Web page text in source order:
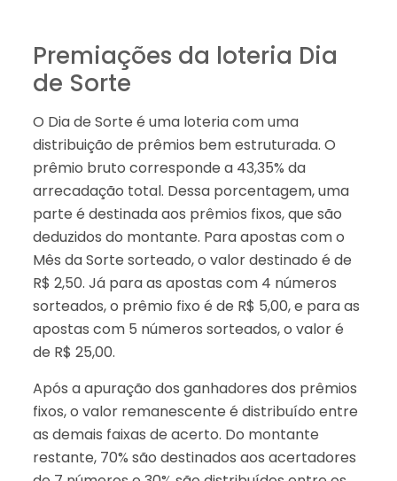
Premiações da loteria Dia
de Sorte
O Dia de Sorte é uma loteria com uma
distribuição de prêmios bem estruturada. O
prêmio bruto corresponde a 43,35% da
arrecadação total. Dessa porcentagem, uma
parte é destinada aos prêmios fixos, que são
deduzidos do montante. Para apostas com o
Mês da Sorte sorteado, o valor destinado é de
R$ 2,50. Já para as apostas com 4 números
sorteados, o prêmio fixo é de R$ 5,00, e para as
apostas com 5 números sorteados, o valor é
de R$ 25,00.
Após a apuração dos ganhadores dos prêmios
fixos, o valor remanescente é distribuído entre
as demais faixas de acerto. Do montante
restante, 70% são destinados aos acertadores